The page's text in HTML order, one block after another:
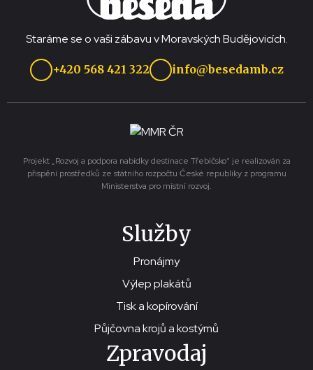
Staráme se o vaši zábavu v Moravských Budějovicích.
+420 568 421 322 info@besedamb.cz
Projekt „Rozvoj a podpora nabídky destinace Třebíčsko“ je realizován za
přispění prostředků ze státního rozpočtu České republiky z programu
Ministerstva pro místní rozvoj.
Služby
Pronájmy
Výlep plakátů
Tisk a kopírování
Půjčovna krojů a kostýmů
Zpravodaj